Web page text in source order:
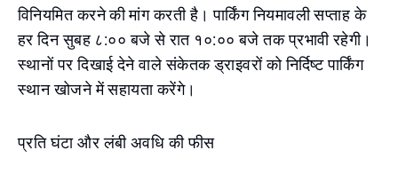
विनियमित करने की मांग करती है। पार्किंग नियमावली सप्ताह के
हर दिन सुबह ८:०० बजे से रात १०:०० बजे तक प्रभावी रहेगी।
स्थानों पर दिखाई देने वाले संकेतक ड्राइवरों को निर्दिष्ट पार्किंग
स्थान खोजने में सहायता करेंगे।
प्रति घंटा और लंबी अवधि की फीस